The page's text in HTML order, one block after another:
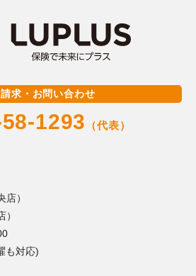
求・お問い合わせ
1293 （代表）
）
も対応)